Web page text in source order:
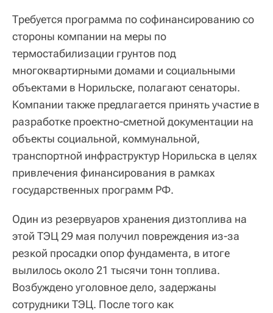
Требуется программа по софинансированию со
стороны компании на меры по
термостабилизации грунтов под
многоквартирными домами и социальными
объектами в Норильске, полагают сенаторы.
Компании также предлагается принять участие в
разработке проектно-сметной документации на
объекты социальной, коммунальной,
транспортной инфраструктур Норильска в целях
привлечения финансирования в рамках
государственных программ РФ.
Один из резервуаров хранения дизтоплива на
этой ТЭЦ 29 мая получил повреждения из-за
резкой просадки опор фундамента, в итоге
вылилось около 21 тысячи тонн топлива.
Возбуждено уголовное дело, задержаны
сотрудники ТЭЦ. После того как